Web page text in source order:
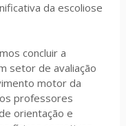
da escoliose
concluir a
setor de avaliação
motor da
professores
orientação e